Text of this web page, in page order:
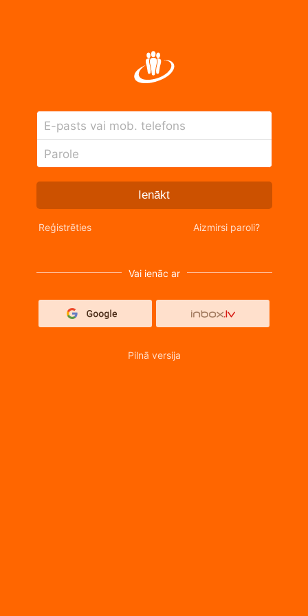
E-pasts vai mob. telefons
Parole
Ienākt
Reģistrēties Aizmirsi paroli?
Vai ienāc ar
Pilnā versija